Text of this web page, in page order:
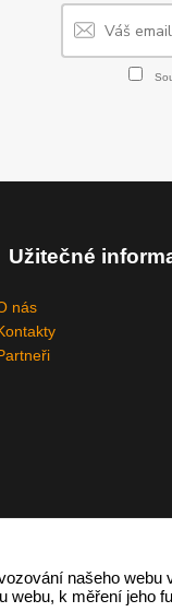
Užitečné
nás
našeho
webu, k měření jeho